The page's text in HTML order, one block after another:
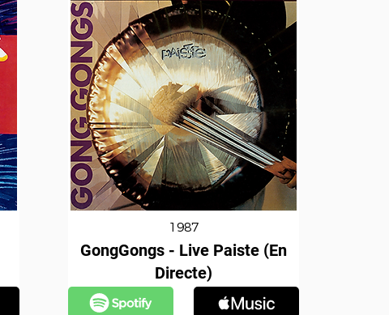
1987
GongGongs - Live Paiste (En
Directe)